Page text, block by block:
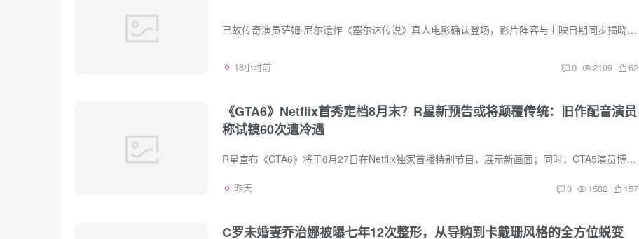
已故传奇演员萨姆·尼尔遗作《塞尔达传说》真人电影确认登场，影片阵容与上映日期同步揭晓，预计2027年4月30日公映。
18小时前 0 2109 62
《GTA6》Netflix首秀定档8月末？R星新预告或将颠覆传统：旧作配音演员
称试镜60次遭冷遇
R星宣布《GTA6》将于8月27日在Netflix独家首播特别节目，展示新画面；同时，GTA5演员博格自曝试镜60次遭冷遇，折射R星宣传与选角策略的双面性。
昨天 0 1582 157
C罗未婚妻乔治娜被曝七年12次整形，从导购到卡戴珊风格的全方位蜕变